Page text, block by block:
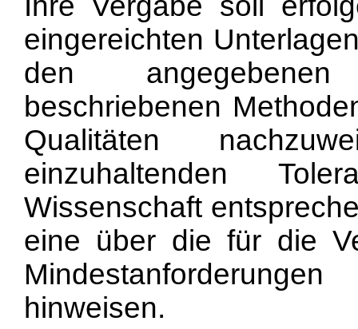
eingereichten
den angegebenen
beschriebenen
Qualitäten
einzuhaltenden
Wissenschaft
eine über die für die
hinweisen.